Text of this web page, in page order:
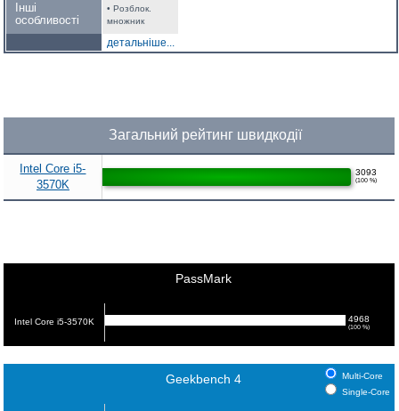
Інші
особливості
• Розблок.
множник
детальніше...
Загальний рейтинг швидкодії
Intel Core i5-
3570K
3093
(100 %)
PassMark
Intel Core i5-3570K 4968
(100 %)
Geekbench 4
Multi-Core
Single-Core